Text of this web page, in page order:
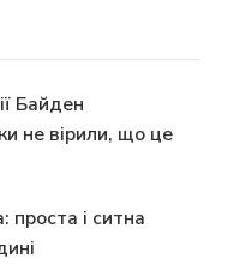
Байден
не вірили, що це
і ситна